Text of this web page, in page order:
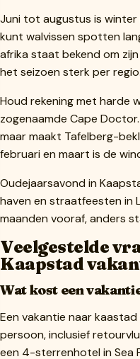
Juni tot augustus is winter
kunt walvissen spotten
afrika staat bekend om
het seizoen sterk per regio.
Houd rekening met harde
zogenaamde Cape
maar maakt Tafelberg-
februari en maart is de
Oudejaarsavond in
haven en straatfeesten in
maanden vooraf, anders
Veelgestelde
Kaapstad
Wat kost een
Een vakantie naar
persoon, inclusief
een 4-sterrenhotel in